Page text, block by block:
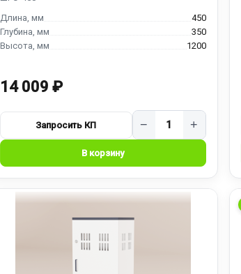
450
350
1200
14 009 ₽
− +